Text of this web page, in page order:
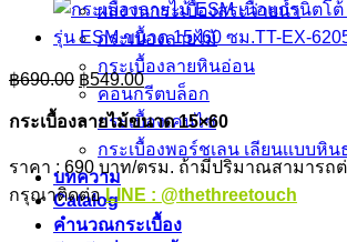
ผลงานกระเบื้องสระว่ายนํ้า
กระเบื้องลายไม้
กระเบื้องลายหินอ่อน
คอนกรีตบล็อก
กระเบื้องเคนไซ
กระเบื้องพอร์ชเลน เลียนเเบบหิ
บทความ
Catalog
คำนวณกระเบื้อง
฿690.00 Original
price
was:
฿690.00.
฿549.00Current
price
is:
฿549.00.
กระเบื้องลายไม้ขนาด 15×60
ราคา : 690 บาท/ตรม. ถ้ามีปริมาณสามารถ
กรุณาติดต่อLINE : @thethreetouch